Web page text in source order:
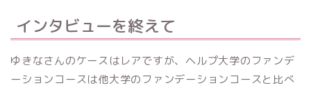
インタビューを終えて
ゆきなさんのケースはレアですが、ヘルプ大学のファンデ
ーションコースは他大学のファンデーションコースと比べ